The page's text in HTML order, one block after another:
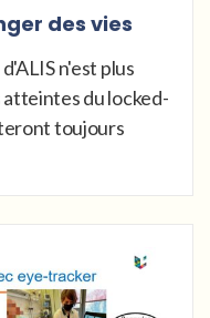
des vies
n'est plus
du locked-
toujours